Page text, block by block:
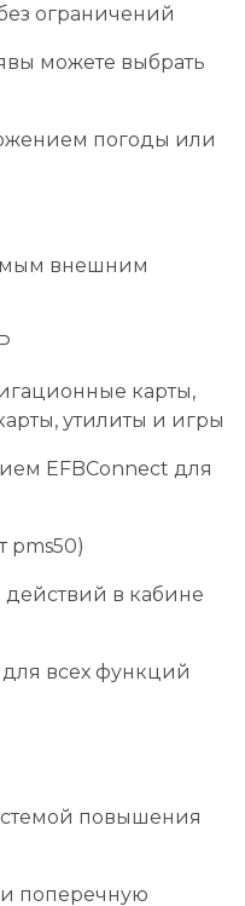
ограничений
можете выбрать
погоды или
внешним
карты,
утилиты и игры
EFBConnect для
pms50)
действий в кабине
всех функций
повышения
поперечную